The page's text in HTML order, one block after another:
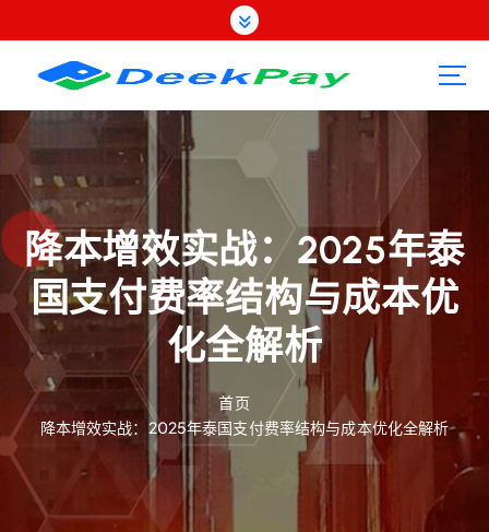
转
容
降本增效实战：2025年泰
国支付费率结构与成本优
化全解析
首页
降本增效实战：2025年泰国支付费率结构与成本优化全解析